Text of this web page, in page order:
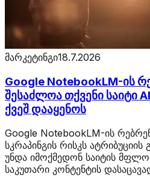
მარკეტინგი18.7.2026
Google NotebookLM-ის
შესაძლოა თქვენი საიტი
ქვეშ დააყენოს
Google NotebookLM-ის
სკრაპინგის რისკს
უნდა იმოქმედონ საიტის
საკუთარი კონტენტის